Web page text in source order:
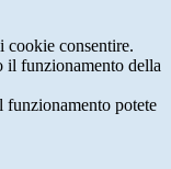
cookie consentire.
il funzionamento della
funzionamento potete